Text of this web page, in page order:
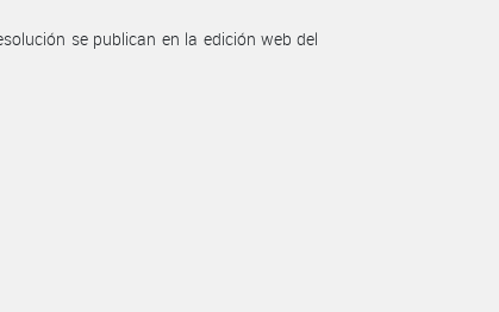
se publican en la edición web del